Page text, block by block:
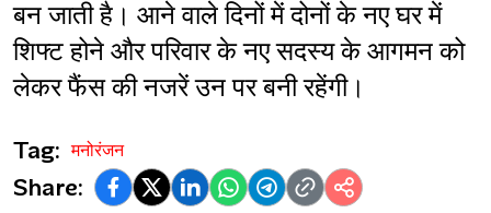
बन जाती है। आने वाले दिनों में दोनों के नए घर में
शिफ्ट होने और परिवार के नए सदस्य के आगमन को
लेकर फैंस की नजरें उन पर बनी रहेंगी।
Tag: मनोरंजन
Share: